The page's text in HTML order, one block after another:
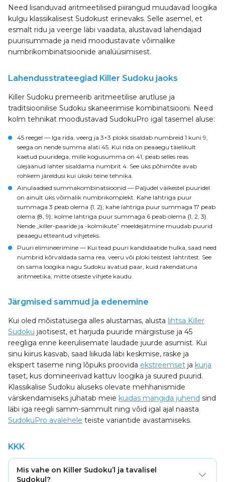
Need lisanduvad aritmeetilised piirangud muudavad loogika
kulgu klassikalisest Sudokust erinevaks. Selle asemel, et
esmalt ridu ja veerge läbi vaadata, alustavad lahendajad
puurisummade ja neid moodustavate võimalike
numbrikombinatsioonide analüüsimisest.
Lahendusstrateegiad Killer Sudoku jaoks
Killer Sudoku premeerib aritmeetilise arutluse ja
traditsioonilise Sudoku skaneerimise kombinatsiooni. Need
kolm tehnikat moodustavad SudokuPro igal tasemel aluse:
45 reegel — Iga rida, veerg ja 3×3 plokk sisaldab numbreid 1 kuni 9,
seega on nende summa alati 45. Kui rida on peaaegu täielikult
kaetud puuridega, mille kogusumma on 41, peab selles reas
ülejäänud lahter sisaldama numbrit 4. See üks põhimõte avab
rohkem järeldusi kui ükski teine tehnika.
Ainulaadsed summakombinatsioonid — Paljudel väikestel puuridel
on ainult üks võimalik numbrikomplekt. Kahe lahtriga puur
summaga 3 peab olema {1, 2}; kahe lahtriga puur summaga 17 peab
olema {8, 9}; kolme lahtriga puur summaga 6 peab olema {1, 2, 3}.
Nende „killer-paaride ja -kolmikute” meeldejätmine muudab puurid
peaaegu etteantud vihjeteks.
Puuri elimineerimine — Kui tead puuri kandidaatide hulka, saad need
numbrid kõrvaldada sama rea, veeru või ploki teistest lahtritest. See
on sama loogika nagu Sudoku avatud paar, kuid rakendatuna
aritmeetika, mitte otseste vihjete kaudu.
Järgmised sammud ja edenemine
Kui oled mõistatusega alles alustamas, alusta lihtsa Killer
Sudoku jaotisest, et harjuda puuride märgistuse ja 45
reegliga enne keerulisemate laudade juurde asumist. Kui
sinu kiirus kasvab, saad liikuda läbi keskmise, raske ja
ekspert taseme ning lõpuks proovida ekstreemset ja kurja
taset, kus domineerivad kattuv loogika ja suured puurid.
Klassikalise Sudoku aluseks olevate mehhanismide
värskendamiseks juhatab meie kuidas mängida juhend sind
läbi iga reegli samm-sammult ning võid igal ajal naasta
SudokuPro avalehele teiste variantide avastamiseks.
KKK
Mis vahe on Killer Sudoku’l ja tavalisel
Sudokul?